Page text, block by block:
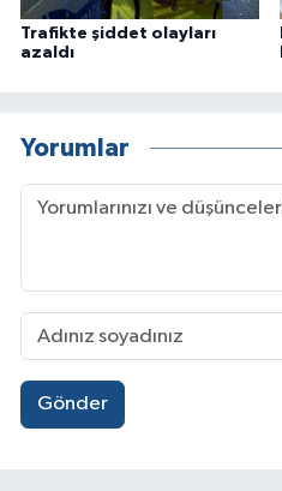
Trafikte şiddet olayları
azaldı
Yorumlar
Gönder